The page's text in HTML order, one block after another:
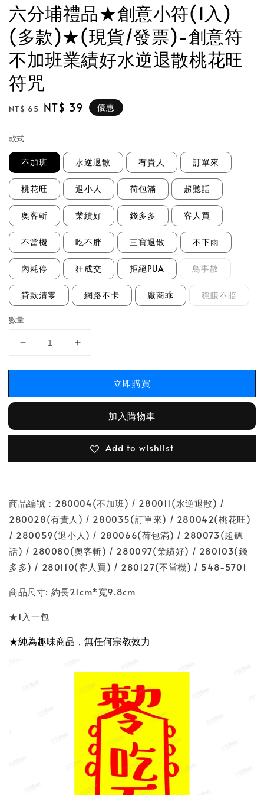
六分埔禮品★創意小符(1入)
(多款)★(現貨/發票)-創意符
不加班業績好水逆退散桃花旺
符咒
Regular
NT$ 65 Sale
NT$ 39 優惠
款式
不加班 水逆退散 有貴人 訂單來
桃花旺 退小人 荷包滿 超聽話
奧客斬 業績好 錢多多 客人買
不當機 吃不胖 三寶退散 不下雨
內耗停 狂成交 拒絕PUA 鳥事散
貸款清零 網路不卡 廠商乖 穩賺不賠
數量
立即購買
加入購物車
Add to wishlist
商品編號：280004(不加班) / 280011(水逆退散) /
280028(有貴人) / 280035(訂單來) / 280042(桃花旺)
/ 280059(退小人) / 280066(荷包滿) / 280073(超聽
話) / 280080(奧客斬) / 280097(業績好) / 280103(錢
多多) / 280110(客人買) / 280127(不當機) / 548-5701
商品尺寸: 約長21cm*寬9.8cm
★1入一包
★純為趣味商品，無任何宗教效力